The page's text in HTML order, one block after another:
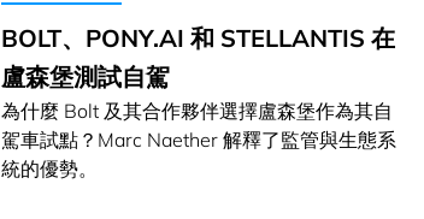
BOLT、PONY.AI 和 STELLANTIS 在
盧森堡測試自駕
為什麼 Bolt 及其合作夥伴選擇盧森堡作為其自
駕車試點？Marc Naether 解釋了監管與生態系
統的優勢。